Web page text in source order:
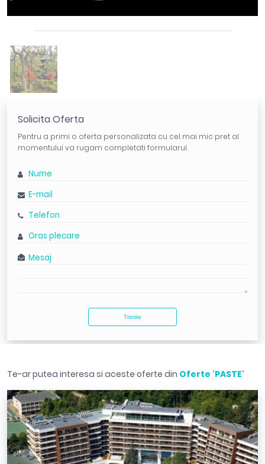
Solicita Oferta
Pentru a primi o oferta personalizata cu cel mai mic pret al
momentului va rugam completati formularul.
Te-ar putea interesa si aceste oferte din Oferte 'PASTE'